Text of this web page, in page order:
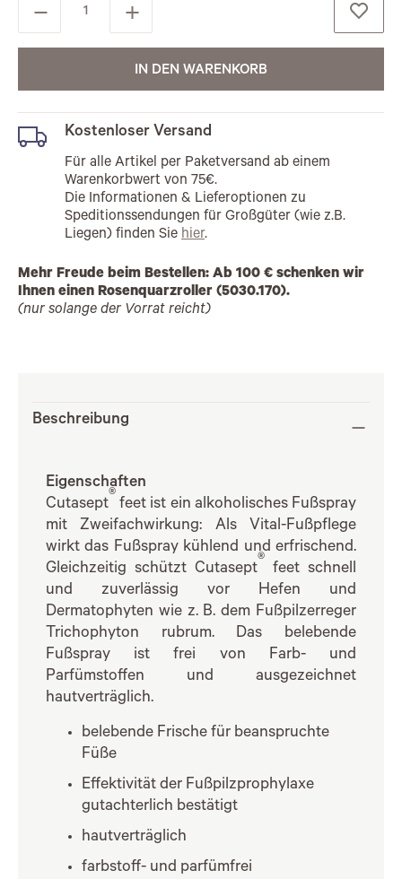
IN DEN WARENKORB
Kostenloser Versand
Für alle Artikel per Paketversand ab einem
Warenkorbwert von 75€.
Die Informationen & Lieferoptionen zu
Speditionssendungen für Großgüter (wie z.B.
Liegen) finden Sie hier.
Mehr Freude beim Bestellen: Ab 100 € schenken wir
Ihnen einen Rosenquarzroller (5030.170).
(nur solange der Vorrat reicht)
Beschreibung
Eigenschaften
Cutasept® feet ist ein alkoholisches Fußspray
mit Zweifachwirkung: Als Vital-Fußpflege
wirkt das Fußspray kühlend und erfrischend.
Gleichzeitig schützt Cutasept® feet schnell
und zuverlässig vor Hefen und
Dermatophyten wie z. B. dem Fußpilzerreger
Trichophyton rubrum. Das belebende
Fußspray ist frei von Farb- und
Parfümstoffen und ausgezeichnet
hautverträglich.
belebende Frische für beanspruchte
Füße
Effektivität der Fußpilzprophylaxe
gutachterlich bestätigt
hautverträglich
farbstoff- und parfümfrei